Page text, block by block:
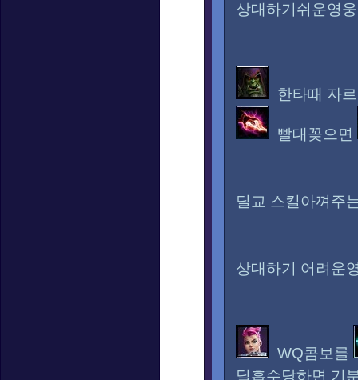
상대하기쉬운영웅
한타때 자
빨대꽂으면
딜교 스킬아껴주
상대하기 어려운
WQ콤보를
딜흡수당하면 기